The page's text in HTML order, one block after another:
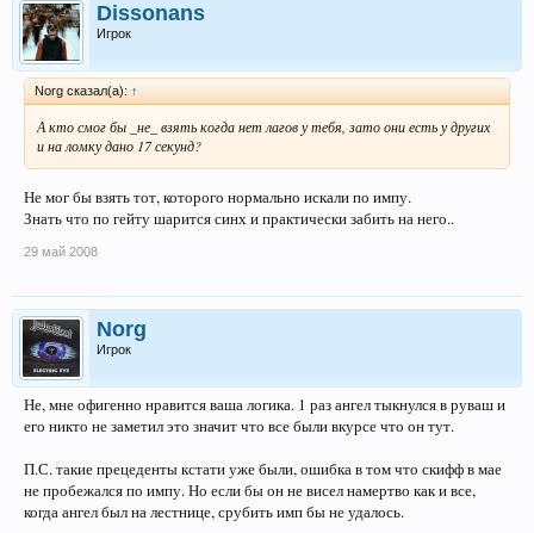
Dissonans
Игрок
Norg сказал(а): ↑
А кто смог бы _не_ взять когда нет лагов у тебя, зато они есть у других
и на ломку дано 17 секунд?
Не мог бы взять тот, которого нормально искали по импу.
Знать что по гейту шарится синх и практически забить на него..
29 май 2008
Norg
Игрок
Не, мне офигенно нравится ваша логика. 1 раз ангел тыкнулся в руваш и
его никто не заметил это значит что все были вкурсе что он тут.
П.С. такие прецеденты кстати уже были, ошибка в том что скифф в мае
не пробежался по импу. Но если бы он не висел намертво как и все,
когда ангел был на лестнице, срубить имп бы не удалось.